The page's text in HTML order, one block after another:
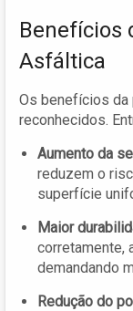
Benefícios
Asfáltica
Os benefícios da
reconhecidos.
Aumento da
reduzem o
superfície
Maior
corretamente,
demandando
Redução do